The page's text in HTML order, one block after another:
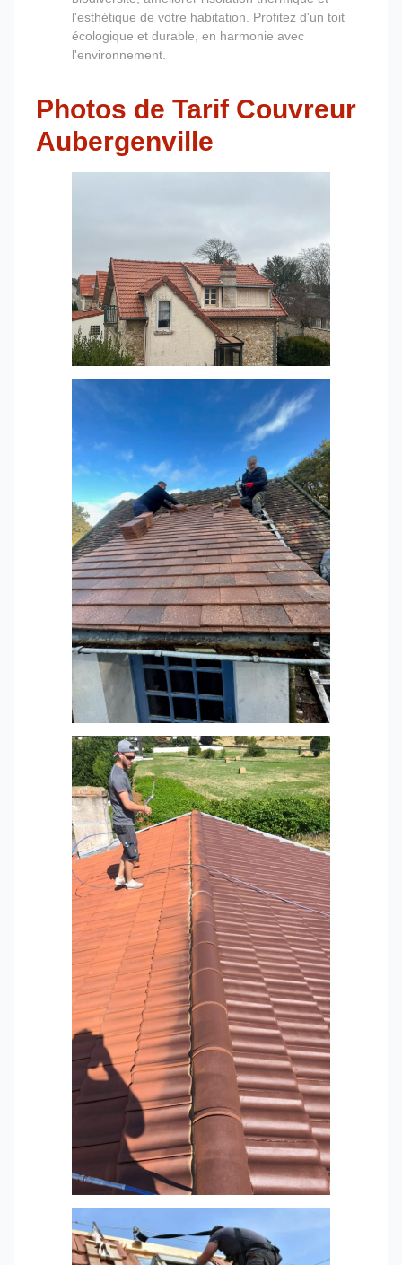
l'esthétique de votre habitation. Profitez d'un toit
écologique et durable, en harmonie avec
l'environnement.
Photos de Tarif Couvreur
Aubergenville